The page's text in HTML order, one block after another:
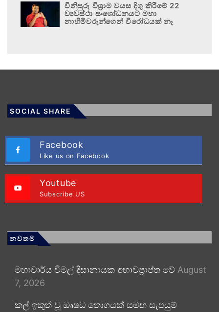
විනිසුරු විශ්‍රාම වයස දිගු කිරීමේ 22
ව්‍යවස්ථා සංශෝධනයට මහා
නාහිමිවරුන්ගෙන් විරෝධයක් නෑ
SOCIAL SHARE
Facebook
Like us on Facebook
Youtube
Subscribe US
නවතම
මහාචාර්ය විමල් දිසානායක අභාවප්‍රාප්ත වේ August
7, 2026
කල් ඉකුත් වූ ඖෂධ තොගයක් සමඟ සැපයුම්